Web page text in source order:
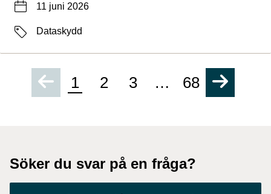
Datum11 juni 2026
EtiketterDataskydd
1 2 3 … 68
Söker du svar på en fråga?